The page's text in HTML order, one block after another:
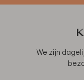
We zijn